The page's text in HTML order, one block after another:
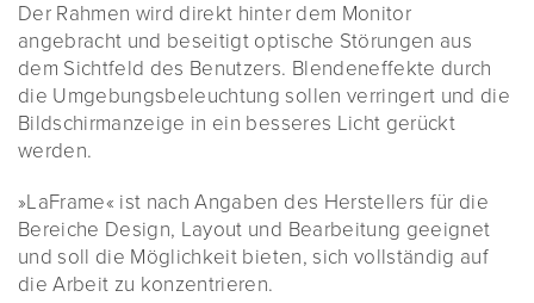
Der Rahmen wird direkt hinter dem Monitor
angebracht und beseitigt optische Störungen aus
dem Sichtfeld des Benutzers. Blendeneffekte durch
die Umgebungsbeleuchtung sollen verringert und die
Bildschirmanzeige in ein besseres Licht gerückt
werden.
»LaFrame« ist nach Angaben des Herstellers für die
Bereiche Design, Layout und Bearbeitung geeignet
und soll die Möglichkeit bieten, sich vollständig auf
die Arbeit zu konzentrieren.